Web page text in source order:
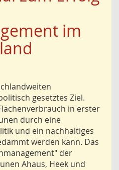
im
gesetztes Ziel.
in erster
durch eine
und ein nachhaltiges
werden kann. Das
der
Ahaus, Heek und